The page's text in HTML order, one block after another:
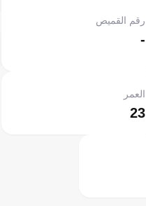
-
رقم القميص
23
العمر